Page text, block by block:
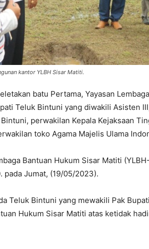
kantor YLBH Sisar Matiti.
batu Pertama, Yayasan
Teluk Bintuni yang diwakili Asisten
perwakilan Kepala Kejaksaan
toko Agama Majelis Ulama
Bantuan Hukum Sisar Matiti
pada Jumat, (19/05/2023).
Teluk Bintuni yang mewakili Pak
Hukum Sisar Matiti atas ketidak